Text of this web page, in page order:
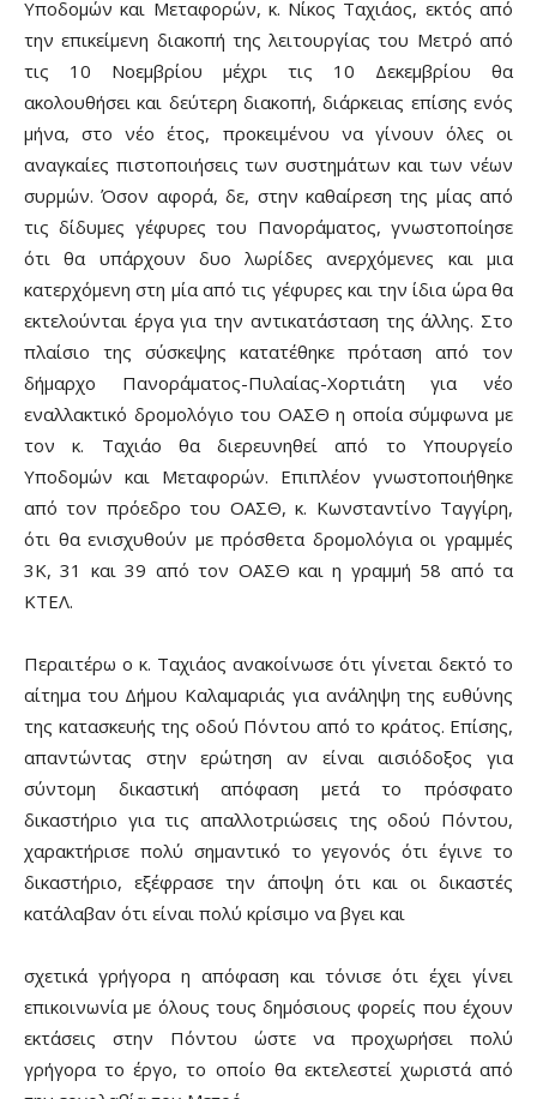
Υποδομών και Μεταφορών, κ. Νίκος Ταχιάος, εκτός από
την επικείμενη διακοπή της λειτουργίας του Μετρό από
τις 10 Νοεμβρίου μέχρι τις 10 Δεκεμβρίου θα
ακολουθήσει και δεύτερη διακοπή, διάρκειας επίσης ενός
μήνα, στο νέο έτος, προκειμένου να γίνουν όλες οι
αναγκαίες πιστοποιήσεις των συστημάτων και των νέων
συρμών. Όσον αφορά, δε, στην καθαίρεση της μίας από
τις δίδυμες γέφυρες του Πανοράματος, γνωστοποίησε
ότι θα υπάρχουν δυο λωρίδες ανερχόμενες και μια
κατερχόμενη στη μία από τις γέφυρες και την ίδια ώρα θα
εκτελούνται έργα για την αντικατάσταση της άλλης. Στο
πλαίσιο της σύσκεψης κατατέθηκε πρόταση από τον
δήμαρχο Πανοράματος-Πυλαίας-Χορτιάτη για νέο
εναλλακτικό δρομολόγιο του ΟΑΣΘ η οποία σύμφωνα με
τον κ. Ταχιάο θα διερευνηθεί από το Υπουργείο
Υποδομών και Μεταφορών. Επιπλέον γνωστοποιήθηκε
από τον πρόεδρο του ΟΑΣΘ, κ. Κωνσταντίνο Ταγγίρη,
ότι θα ενισχυθούν με πρόσθετα δρομολόγια οι γραμμές
3Κ, 31 και 39 από τον ΟΑΣΘ και η γραμμή 58 από τα
ΚΤΕΛ.
Περαιτέρω ο κ. Ταχιάος ανακοίνωσε ότι γίνεται δεκτό το
αίτημα του Δήμου Καλαμαριάς για ανάληψη της ευθύνης
της κατασκευής της οδού Πόντου από το κράτος. Επίσης,
απαντώντας στην ερώτηση αν είναι αισιόδοξος για
σύντομη δικαστική απόφαση μετά το πρόσφατο
δικαστήριο για τις απαλλοτριώσεις της οδού Πόντου,
χαρακτήρισε πολύ σημαντικό το γεγονός ότι έγινε το
δικαστήριο, εξέφρασε την άποψη ότι και οι δικαστές
κατάλαβαν ότι είναι πολύ κρίσιμο να βγει και
σχετικά γρήγορα η απόφαση και τόνισε ότι έχει γίνει
επικοινωνία με όλους τους δημόσιους φορείς που έχουν
εκτάσεις στην Πόντου ώστε να προχωρήσει πολύ
γρήγορα το έργο, το οποίο θα εκτελεστεί χωριστά από